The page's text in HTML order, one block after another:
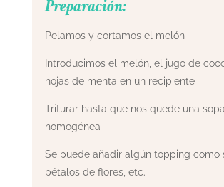
Preparación:
Pelamos y cortamos el melón
Introducimos el melón, el jugo de
hojas de menta en un recipiente
Triturar hasta que nos quede una sopa
homogénea
Se puede añadir algún topping como
pétalos de flores, etc.